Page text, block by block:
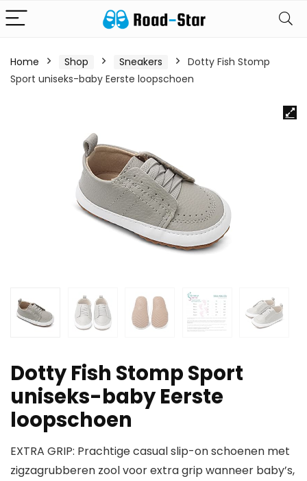
Home Shop Sneakers
Dotty Fish Stomp
Sport uniseks-baby Eerste loopschoen
Dotty Fish Stomp Sport
uniseks-baby Eerste
loopschoen
EXTRA GRIP: Prachtige casual slip-on schoenen met
zigzagrubberen zool voor extra grip wanneer baby’s,